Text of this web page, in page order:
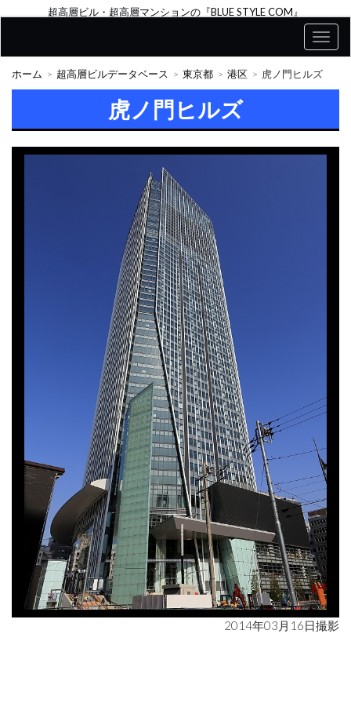
超高層ビル・超高層マンションの『BLUE STYLE COM』
ホーム 超高層ビルデータベース 東京都 港区 虎ノ門ヒルズ
虎ノ門ヒルズ
2014年03月16日撮影